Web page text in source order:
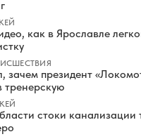
как в Ярославле
зачем президент
тренерскую
стоки канализации